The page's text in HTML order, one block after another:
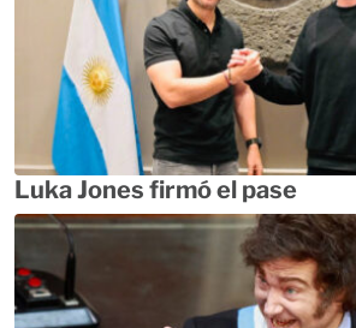
Luka Jones firmó el pase